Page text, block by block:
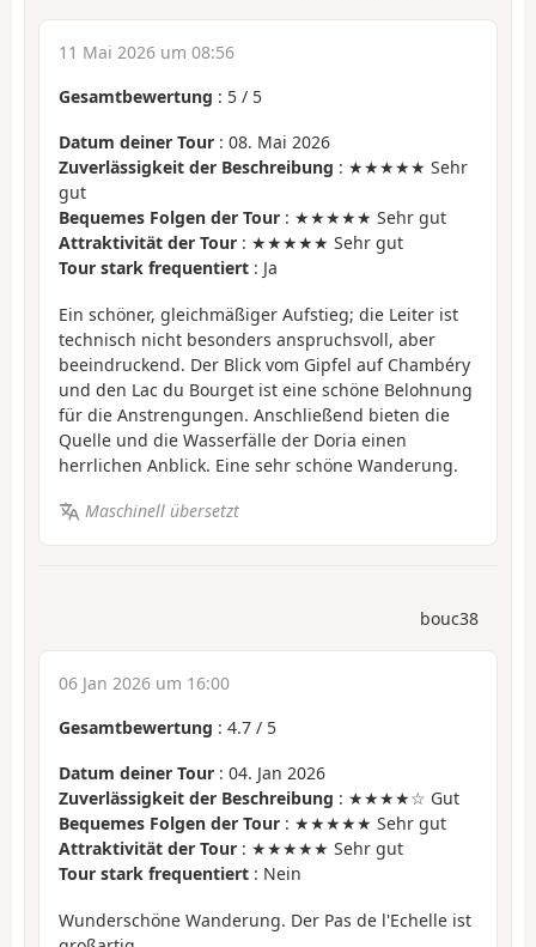
11 Mai 2026 um 08:56
Gesamtbewertung : 5 / 5
Datum deiner Tour : 08. Mai 2026
Zuverlässigkeit der Beschreibung : ★★★★★ Sehr
gut
Bequemes Folgen der Tour : ★★★★★ Sehr gut
Attraktivität der Tour : ★★★★★ Sehr gut
Tour stark frequentiert : Ja
Ein schöner, gleichmäßiger Aufstieg; die Leiter ist
technisch nicht besonders anspruchsvoll, aber
beeindruckend. Der Blick vom Gipfel auf Chambéry
und den Lac du Bourget ist eine schöne Belohnung
für die Anstrengungen. Anschließend bieten die
Quelle und die Wasserfälle der Doria einen
herrlichen Anblick. Eine sehr schöne Wanderung.
Maschinell übersetzt
bouc38
06 Jan 2026 um 16:00
Gesamtbewertung : 4.7 / 5
Datum deiner Tour : 04. Jan 2026
Zuverlässigkeit der Beschreibung : ★★★★☆ Gut
Bequemes Folgen der Tour : ★★★★★ Sehr gut
Attraktivität der Tour : ★★★★★ Sehr gut
Tour stark frequentiert : Nein
Wunderschöne Wanderung. Der Pas de l'Echelle ist